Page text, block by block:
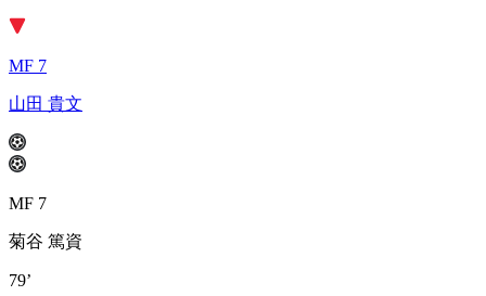
MF 7
山田 貴文
MF 7
菊谷 篤資
79’